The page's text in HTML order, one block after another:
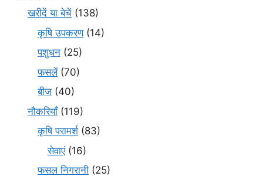
खरीदें या बेचें (138)
कृषि उपकरण(14)
पशुधन (25)
फसलें(70)
बीज (40)
नौकरियाँ(119)
कृषि परामर्श(83)
सेवाएं(16)
फसल निगरानी (25)